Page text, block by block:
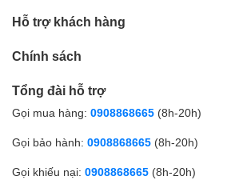
Hỗ trợ khách hàng
Chính sách
Tổng đài hỗ trợ
Gọi mua hàng: 0908868665 (8h-20h)
Gọi bảo hành: 0908868665 (8h-20h)
Gọi khiếu nại: 0908868665 (8h-20h)